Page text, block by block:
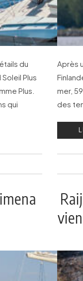
du
Plus
Plus.
qui
Après
mer,
des